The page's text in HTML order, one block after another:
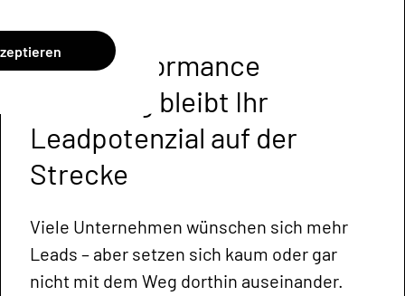
Ohne Performance
Marketing bleibt Ihr
Leadpotenzial auf der
Strecke
Viele Unternehmen wünschen sich mehr
Leads – aber setzen sich kaum oder gar
nicht mit dem Weg dorthin auseinander.